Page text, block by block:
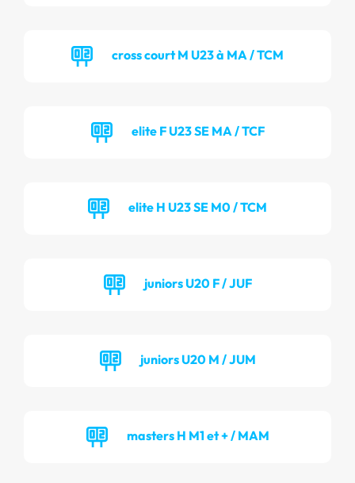
cross court M U23 à MA / TCM
elite F U23 SE MA / TCF
elite H U23 SE M0 / TCM
juniors U20 F / JUF
juniors U20 M / JUM
masters H M1 et + / MAM